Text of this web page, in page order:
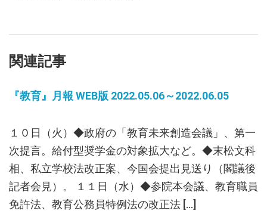
関連記事
『教育』月報 WEB版 2022.05.06～2022.06.05
１０日（火）◆政府の「教育未来創造会議」、第一
次提言。給付型奨学金の対象拡大など。◆末松文科
相、私立学校法改正案、今国会提出見送り（閣議後
記者会見）。 １１日（水）◆参院本会議、教育職員
免許法、教育公務員特例法の改正法 […]